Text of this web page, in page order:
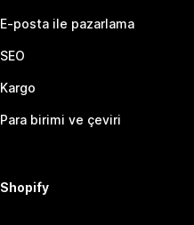
E-posta ile pazarlama
SEO
Kargo
Para birimi ve çeviri
Shopify